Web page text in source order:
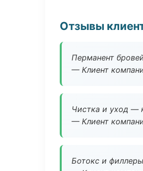
Отзывы
Перманент
— Клиент
Чистка и уход —
— Клиент
Ботокс и